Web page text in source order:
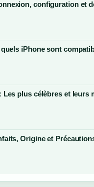
configuration et
iPhone sont
Les plus célèbres et leurs
Origine et